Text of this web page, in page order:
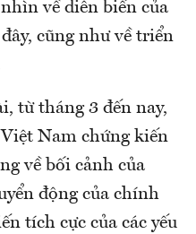
về diễn biến của
cũng như về triển
từ tháng 3 đến nay,
Nam chứng kiến
về bối cảnh của
động của chính
tích cực của các yếu